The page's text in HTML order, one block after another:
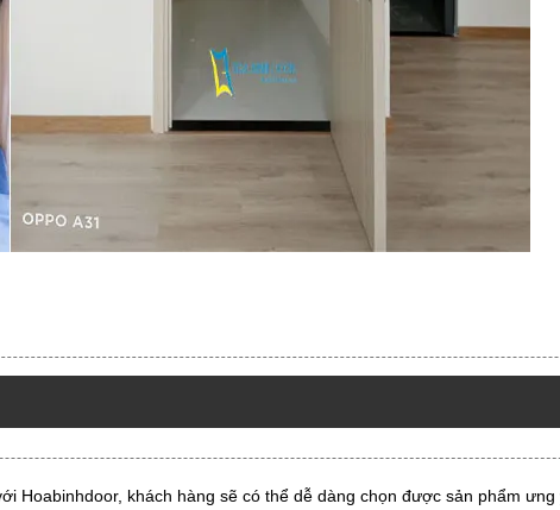
Hoabinhdoor, khách hàng sẽ có thể dễ dàng chọn được sản phẩm ưng